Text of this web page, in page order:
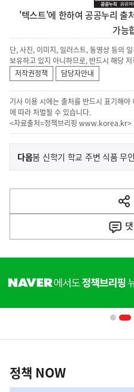
'텍스트'에 한하여 공공누리 출
가능
단, 사진, 이미지, 일러스트, 동영상 등의
보유하고 있지 아니하므로, 반드시 해당
저작권정책
담당자안내
기사 이용 시에는 출처를 반드시 표기해야
에 따라 처벌될 수 있습니다.
<자료출처=정책브리핑 www.korea.kr>
이
전
다
음
다음기
사
단
영
책
정책 NOW